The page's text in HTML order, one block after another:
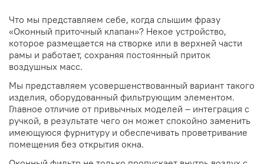
Что мы представляем себе, когда слышим фразу
«Оконный приточный клапан»? Некое устройство,
которое размещается на створке или в верхней части
рамы и работает, сохраняя постоянный приток
воздушных масс.
Мы представляем усовершенствованный вариант такого
изделия, оборудованный фильтрующим элементом.
Главное отличие от привычных моделей – интеграция с
ручкой, в результате чего он может спокойно заменить
имеющуюся фурнитуру и обеспечивать проветривание
помещения без открытия окна.